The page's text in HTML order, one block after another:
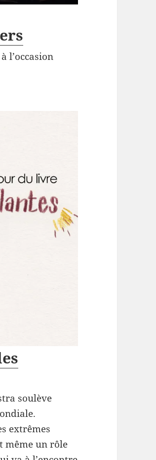
l’occasion
soulève
extrêmes
même un rôle